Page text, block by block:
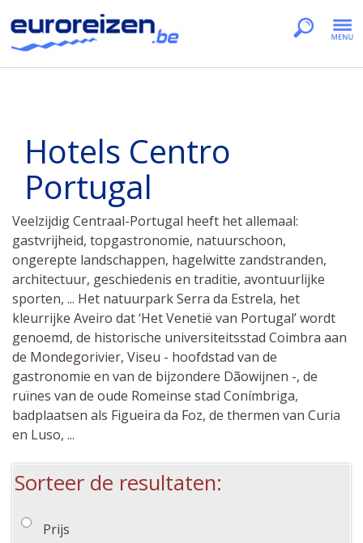
Hotels Centro
Portugal
Veelzijdig Centraal-Portugal heeft het allemaal:
gastvrijheid, topgastronomie, natuurschoon,
ongerepte landschappen, hagelwitte zandstranden,
architectuur, geschiedenis en traditie, avontuurlijke
sporten, ... Het natuurpark Serra da Estrela, het
kleurrijke Aveiro dat ‘Het Venetië van Portugal’ wordt
genoemd, de historische universiteitsstad Coimbra aan
de Mondegorivier, Viseu - hoofdstad van de
gastronomie en van de bijzondere Dãowijnen -, de
ruïnes van de oude Romeinse stad Conímbriga,
badplaatsen als Figueira da Foz, de thermen van Curia
en Luso, ...
Sorteer de resultaten:
Prijs